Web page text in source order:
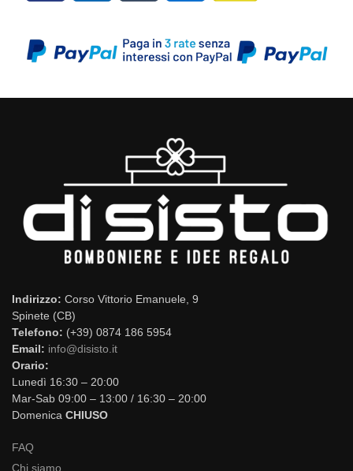
Indirizzo: Corso Vittorio Emanuele, 9
Spinete (CB)
Telefono: (+39) 0874 186 5954
Email: info@disisto.it
Orario:
Lunedì 16:30 – 20:00
Mar-Sab 09:00 – 13:00 / 16:30 – 20:00
Domenica CHIUSO
FAQ
Chi siamo